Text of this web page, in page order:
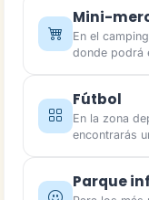
Mini-
En el
donde podrá
Fútbol
En la zona
encontrarás
Parque